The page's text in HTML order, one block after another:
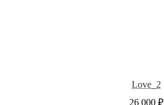
Love_2
26 000 ₽